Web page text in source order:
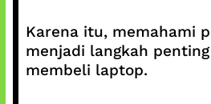
Karena itu, memahami
menjadi langkah
membeli laptop.